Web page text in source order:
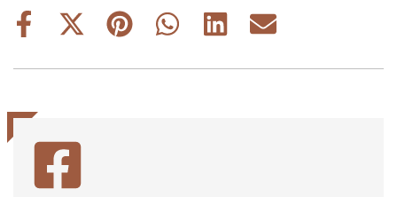
Share
Share
(Twitter)
Share
Share
Share
Share